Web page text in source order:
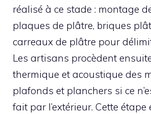
réalisé à ce stade : montage
plaques de plâtre, briques
carreaux de plâtre pour
Les artisans procèdent
thermique et acoustique des
plafonds et planchers si ce
fait par l’extérieur. Cette étape